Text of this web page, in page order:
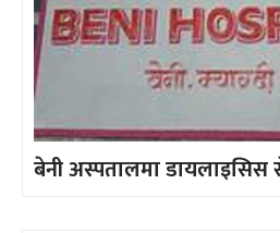
बेनी अस्पतालमा डायलाइसिस